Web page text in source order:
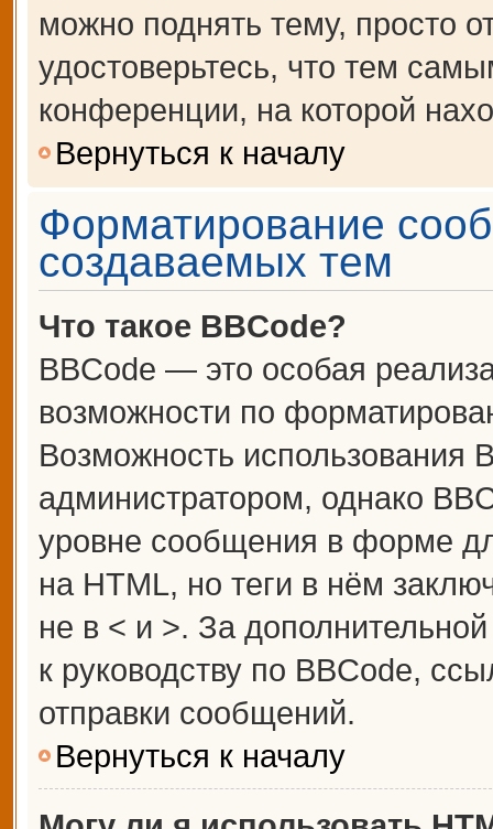
можно поднять тему, просто
удостоверьтесь, что тем
конференции, на которой
Вернуться к началу
Форматирование
создаваемых тем
Что такое BBCode?
BBCode — это особая
возможности по
Возможность использования
администратором, однако
уровне сообщения в форме
на HTML, но теги в нём
не в < и >. За
к руководству по BBCode,
отправки сообщений.
Вернуться к началу